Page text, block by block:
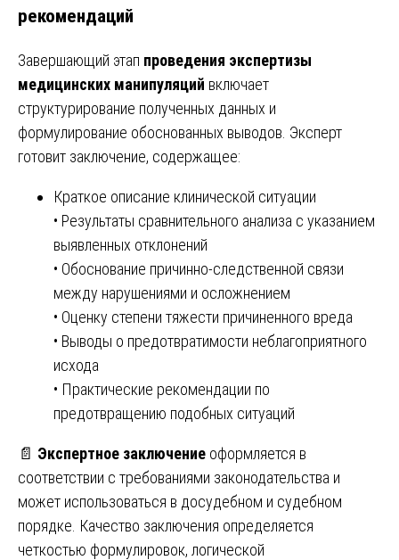
рекомендаций
Завершающий этап проведения экспертизы
медицинских манипуляций включает
структурирование полученных данных и
формулирование обоснованных выводов. Эксперт
готовит заключение, содержащее:
Краткое описание клинической ситуации
• Результаты сравнительного анализа с указанием
выявленных отклонений
• Обоснование причинно-следственной связи
между нарушениями и осложнением
• Оценку степени тяжести причиненного вреда
• Выводы о предотвратимости неблагоприятного
исхода
• Практические рекомендации по
предотвращению подобных ситуаций
📄 Экспертное заключение оформляется в
соответствии с требованиями законодательства и
может использоваться в досудебном и судебном
порядке. Качество заключения определяется
четкостью формулировок, логической